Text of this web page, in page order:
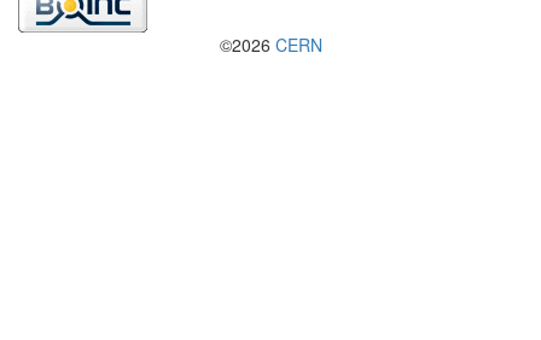
©2026 CERN